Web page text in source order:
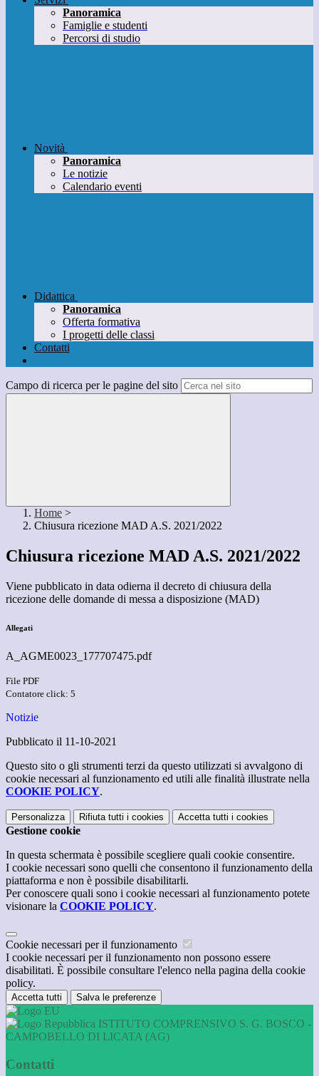
Panoramica
Famiglie e studenti
Percorsi di studio
Novità
Panoramica
Le notizie
Calendario eventi
Didattica
Panoramica
Offerta formativa
I progetti delle classi
Contatti
Campo di ricerca per le pagine del sito
Home >
Chiusura ricezione MAD A.S. 2021/2022
Chiusura ricezione MAD A.S. 2021/2022
Viene pubblicato in data odierna il decreto di chiusura della
ricezione delle domande di messa a disposizione (MAD)
Allegati
A_AGME0023_177707475.pdf
File PDF
Contatore click: 5
Notizie
Pubblicato il 11-10-2021
Questo sito o gli strumenti terzi da questo utilizzati si avvalgono di
cookie necessari al funzionamento ed utili alle finalità illustrate nella
COOKIE POLICY.
Personalizza Rifiuta tutti i cookies Accetta tutti i cookies
Gestione cookie
In questa schermata è possibile scegliere quali cookie consentire.
I cookie necessari sono quelli che consentono il funzionamento della
piattaforma e non è possibile disabilitarli.
Per conoscere quali sono i cookie necessari al funzionamento potete
visionare la COOKIE POLICY.
Cookie necessari per il funzionamento
I cookie necessari per il funzionamento non possono essere
disabilitati. È possibile consultare l'elenco nella pagina della cookie
policy.
Accetta tutti Salva le preferenze
ISTITUTO COMPRENSIVO S. G. BOSCO -
CAMPOBELLO DI LICATA (AG)
Contatti